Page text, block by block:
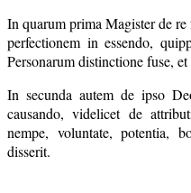
In quarum prima Magister de
perfectionem in essendo,
Personarum distinctione fuse,
In secunda autem de ipso
causando, videlicet de
nempe, voluntate, potentia,
disserit.